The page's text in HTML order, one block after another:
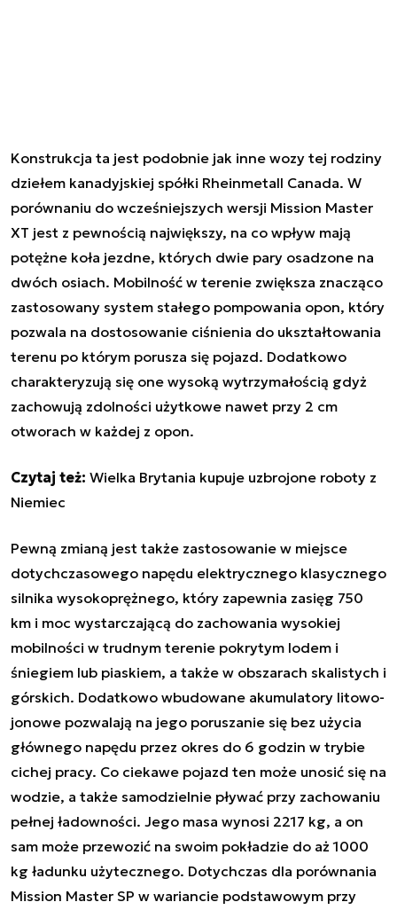
Konstrukcja ta jest podobnie jak inne wozy tej rodziny
dziełem kanadyjskiej spółki Rheinmetall Canada. W
porównaniu do wcześniejszych wersji Mission Master
XT jest z pewnością największy, na co wpływ mają
potężne koła jezdne, których dwie pary osadzone na
dwóch osiach. Mobilność w terenie zwiększa znacząco
zastosowany system stałego pompowania opon, który
pozwala na dostosowanie ciśnienia do ukształtowania
terenu po którym porusza się pojazd. Dodatkowo
charakteryzują się one wysoką wytrzymałością gdyż
zachowują zdolności użytkowe nawet przy 2 cm
otworach w każdej z opon.
Czytaj też: Wielka Brytania kupuje uzbrojone roboty z
Niemiec
Pewną zmianą jest także zastosowanie w miejsce
dotychczasowego napędu elektrycznego klasycznego
silnika wysokoprężnego, który zapewnia zasięg 750
km i moc wystarczającą do zachowania wysokiej
mobilności w trudnym terenie pokrytym lodem i
śniegiem lub piaskiem, a także w obszarach skalistych i
górskich. Dodatkowo wbudowane akumulatory litowo-
jonowe pozwalają na jego poruszanie się bez użycia
głównego napędu przez okres do 6 godzin w trybie
cichej pracy. Co ciekawe pojazd ten może unosić się na
wodzie, a także samodzielnie pływać przy zachowaniu
pełnej ładowności. Jego masa wynosi 2217 kg, a on
sam może przewozić na swoim pokładzie do aż 1000
kg ładunku użytecznego. Dotychczas dla porównania
Mission Master SP w wariancie podstawowym przy